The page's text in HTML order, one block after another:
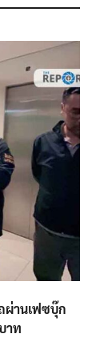
ผ่านเฟซบุ๊ก
าท